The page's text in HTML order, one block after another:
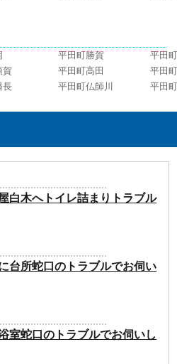
平田町勝賀
平田
賀 平田町高田
平田
長 平田町仏師川 平田
白木へトイレ詰まりトラブル
台所蛇口のトラブルでお伺い
室蛇口のトラブルでお伺いし